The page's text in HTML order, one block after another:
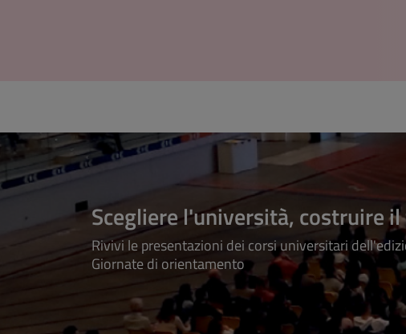
Scegliere l'università, costruire
Rivivi le presentazioni dei corsi universitari
Giornate di orientamento